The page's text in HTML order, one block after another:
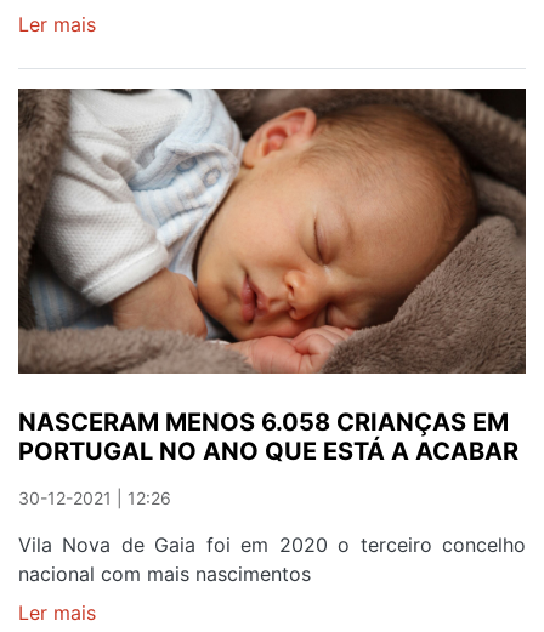
Ler mais
FEZ
79.217
TESTES
DO
PEZINHO
EM
2021
NASCERAM MENOS 6.058 CRIANÇAS EM
PORTUGAL NO ANO QUE ESTÁ A ACABAR
30-12-2021 | 12:26
Vila Nova de Gaia foi em 2020 o terceiro concelho
nacional com mais nascimentos
Ler mais